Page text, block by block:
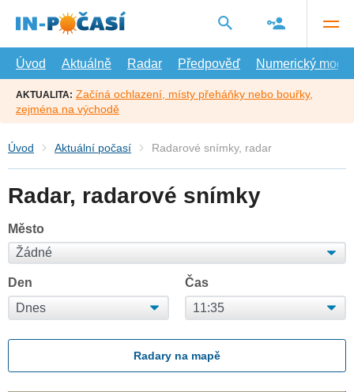
hlavní
Úvod
Aktuálně Radar Předpověď Numerický model
AKTUALITA: Začíná ochlazení, místy přeháňky nebo bouřky,
zejména na východě
Úvod Aktuální počasí Radarové snímky, radar
Radar, radarové snímky
Město
Den Čas
Radary na mapě